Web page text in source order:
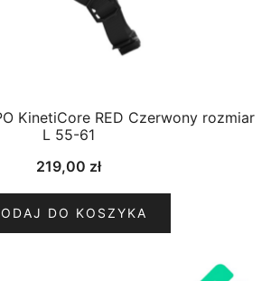
KinetiCore RED Czerwony rozmiar
L 55-61
219,00 zł
DO KOSZYKA